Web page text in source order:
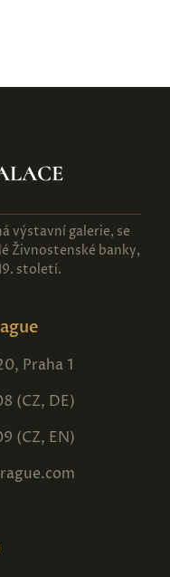
výstavní galerie, se
Živnostenské banky,
století.
Praha 1
(CZ, DE)
(CZ, EN)